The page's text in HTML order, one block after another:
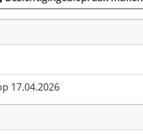
17.04.2026